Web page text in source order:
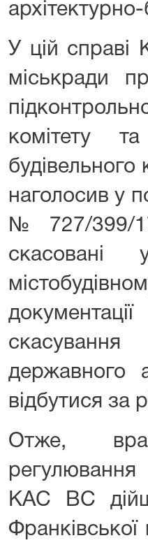
У цій справі
міськради
комітету
наголосив у
№ 727/399/
скасовані
державного
відбутися за
Отже,
КАС ВС